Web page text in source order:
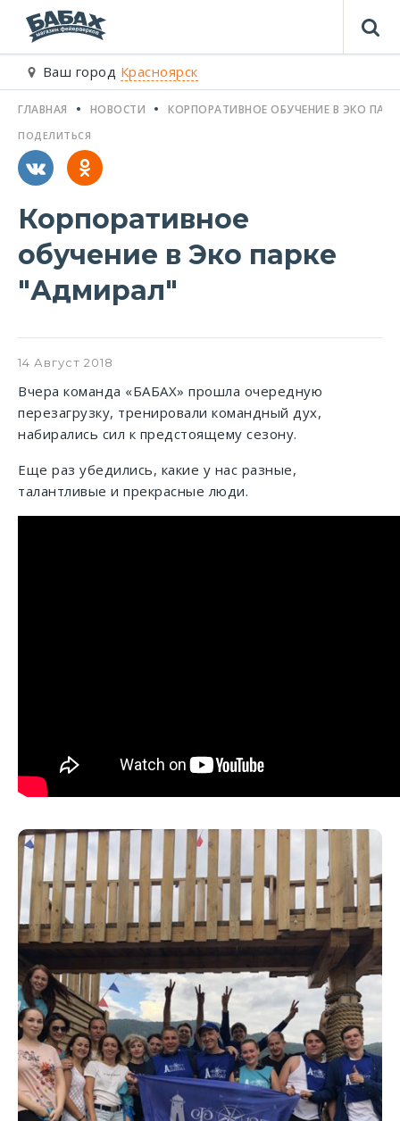
Ваш город Красноярск
ГЛАВНАЯ НОВОСТИ КОРПОРАТИВНОЕ ОБУЧЕНИЕ В ЭКО
Корпоративное
обучение в Эко парке
"Адмирал"
ПОДЕЛИТЬСЯ
14 Август 2018
Вчера команда «БАБАХ» прошла очередную
перезагрузку, тренировали командный дух,
набирались сил к предстоящему сезону.
Еще раз убедились, какие у нас разные,
талантливые и прекрасные люди.